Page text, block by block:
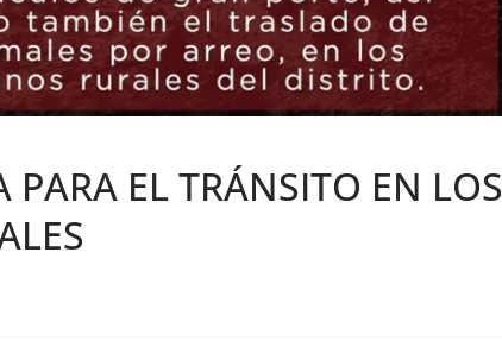
PARA EL TRÁNSITO EN LOS